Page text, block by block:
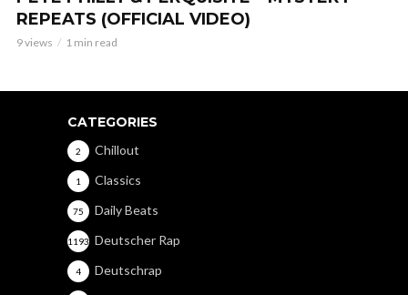
REPEATS (OFFICIAL VIDEO)
9 views 1 min read
CATEGORIES
Chillout
2
Classics
1
Daily Beats
75
Deutscher Rap
1193
Deutschrap
4